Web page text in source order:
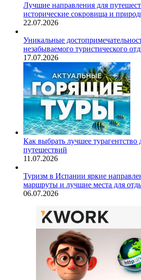
Лучшие направления для
исторические сокровища и
22.07.2026
Уникальные
незабываемого туристического
17.07.2026
Как выбрать лучшее турагентство
путешествий
11.07.2026
Туризм в Испании яркие
маршруты и лучшие места для
06.07.2026